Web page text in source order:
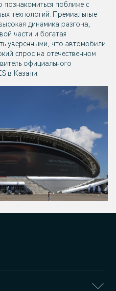
познакомиться поближе с
технологий. Премиальные
динамика разгона,
части и богатая
уверенными, что автомобили
спрос на отечественном
официального
в Казани.